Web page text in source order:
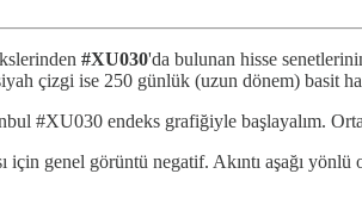
#XU030'da bulunan hisse
çizgi ise 250 günlük (uzun dönem) basit
#XU030 endeks grafiğiyle başlayalım.
için genel görüntü negatif. Akıntı aşağı